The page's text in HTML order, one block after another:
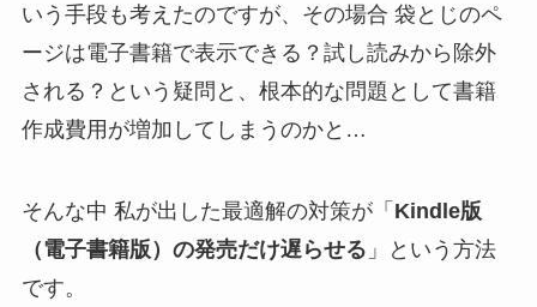
いう手段も考えたのですが、その場合 袋とじのペ
ージは電子書籍で表示できる？試し読みから除外
される？という疑問と、根本的な問題として書籍
作成費用が増加してしまうのかと…
そんな中 私が出した最適解の対策が「 Kindle版
（電子書籍版）の発売だけ遅らせる 」という方法
です。